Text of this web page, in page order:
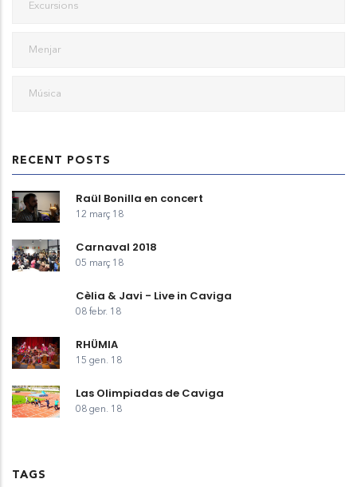
Excursions
Menjar
Música
RECENT POSTS
Raül Bonilla en concert
12 març 18
Carnaval 2018
05 març 18
Cèlia & Javi - Live in Caviga
08 febr. 18
RHÜMIA
15 gen. 18
Las Olimpiadas de Caviga
08 gen. 18
TAGS